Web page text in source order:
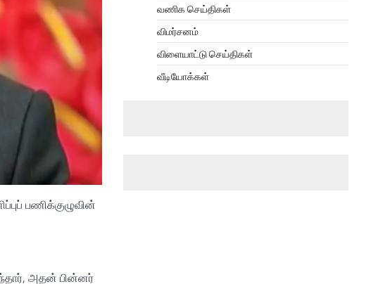
பணிக்குழுவின்
அதன் பின்னர்
வணிக செய்திகள்
விமர்சனம்
விளையாட்டு செய்திகள்
வீடியோக்கள்